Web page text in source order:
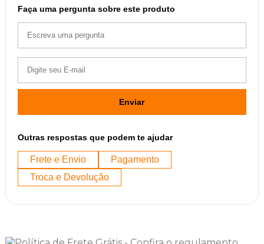
Faça uma pergunta sobre este produto
Enviar
Outras respostas que podem te ajudar
Frete e Envio
Pagamento
Troca e Devolução